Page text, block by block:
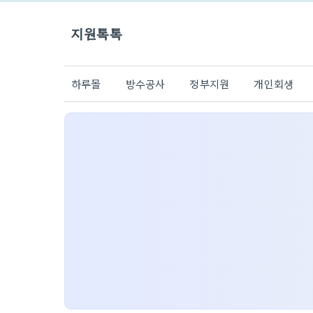
지원톡톡
하루몰 방수공사 정부지원 개인회생